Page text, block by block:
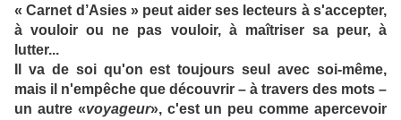
« Carnet d’Asies » peut aider ses lecteurs à s'accepter,
à vouloir ou ne pas vouloir, à maîtriser sa peur, à
lutter...
Il va de soi qu'on est toujours seul avec soi-même,
mais il n'empêche que découvrir – à travers des mots –
un autre «voyageur», c'est un peu comme apercevoir